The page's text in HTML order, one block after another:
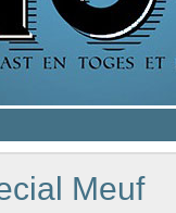
Meuf